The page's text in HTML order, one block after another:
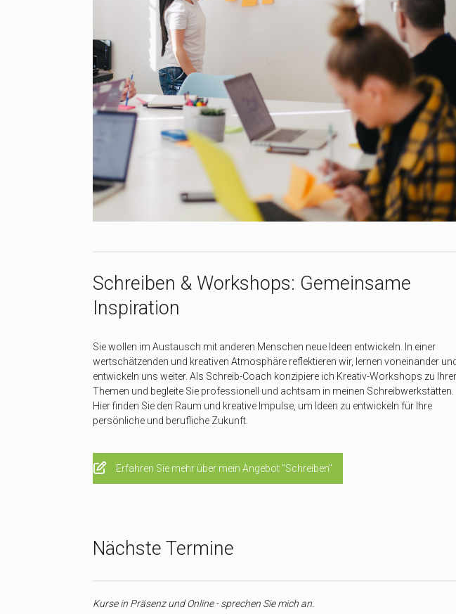
Schreiben & Workshops: Gemeinsame
Inspiration
Sie wollen im Austausch mit anderen Menschen neue Ideen entwickeln. In einer
wertschätzenden und kreativen Atmosphäre reflektieren wir, lernen voneinander
entwickeln uns weiter. Als Schreib-Coach konzipiere ich Kreativ-Workshops zu
Themen und begleite Sie professionell und achtsam in meinen Schreibwerkstätten.
Hier finden Sie den Raum und kreative Impulse, um Ideen zu entwickeln für Ihre
persönliche und berufliche Zukunft.
Erfahren Sie mehr über mein Angebot "Schreiben"
Nächste Termine
Kurse in Präsenz und Online - sprechen Sie mich an.